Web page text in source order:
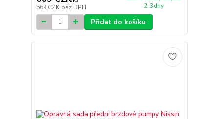
569 CZK bez DPH
2-3 dny
Přidat do košíku